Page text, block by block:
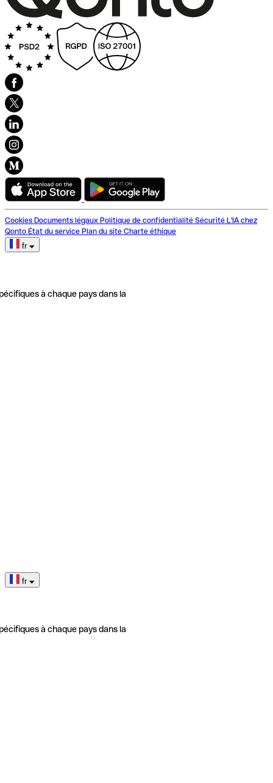
Cookies Documents légaux Politique de confidentialité Sécurité L'IA chez
Qonto État du service Plan du site Charte éthique
fr
à chaque pays dans la
fr
à chaque pays dans la